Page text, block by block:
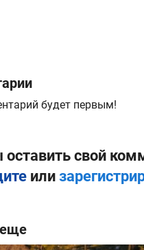
будет первым!
свой
или